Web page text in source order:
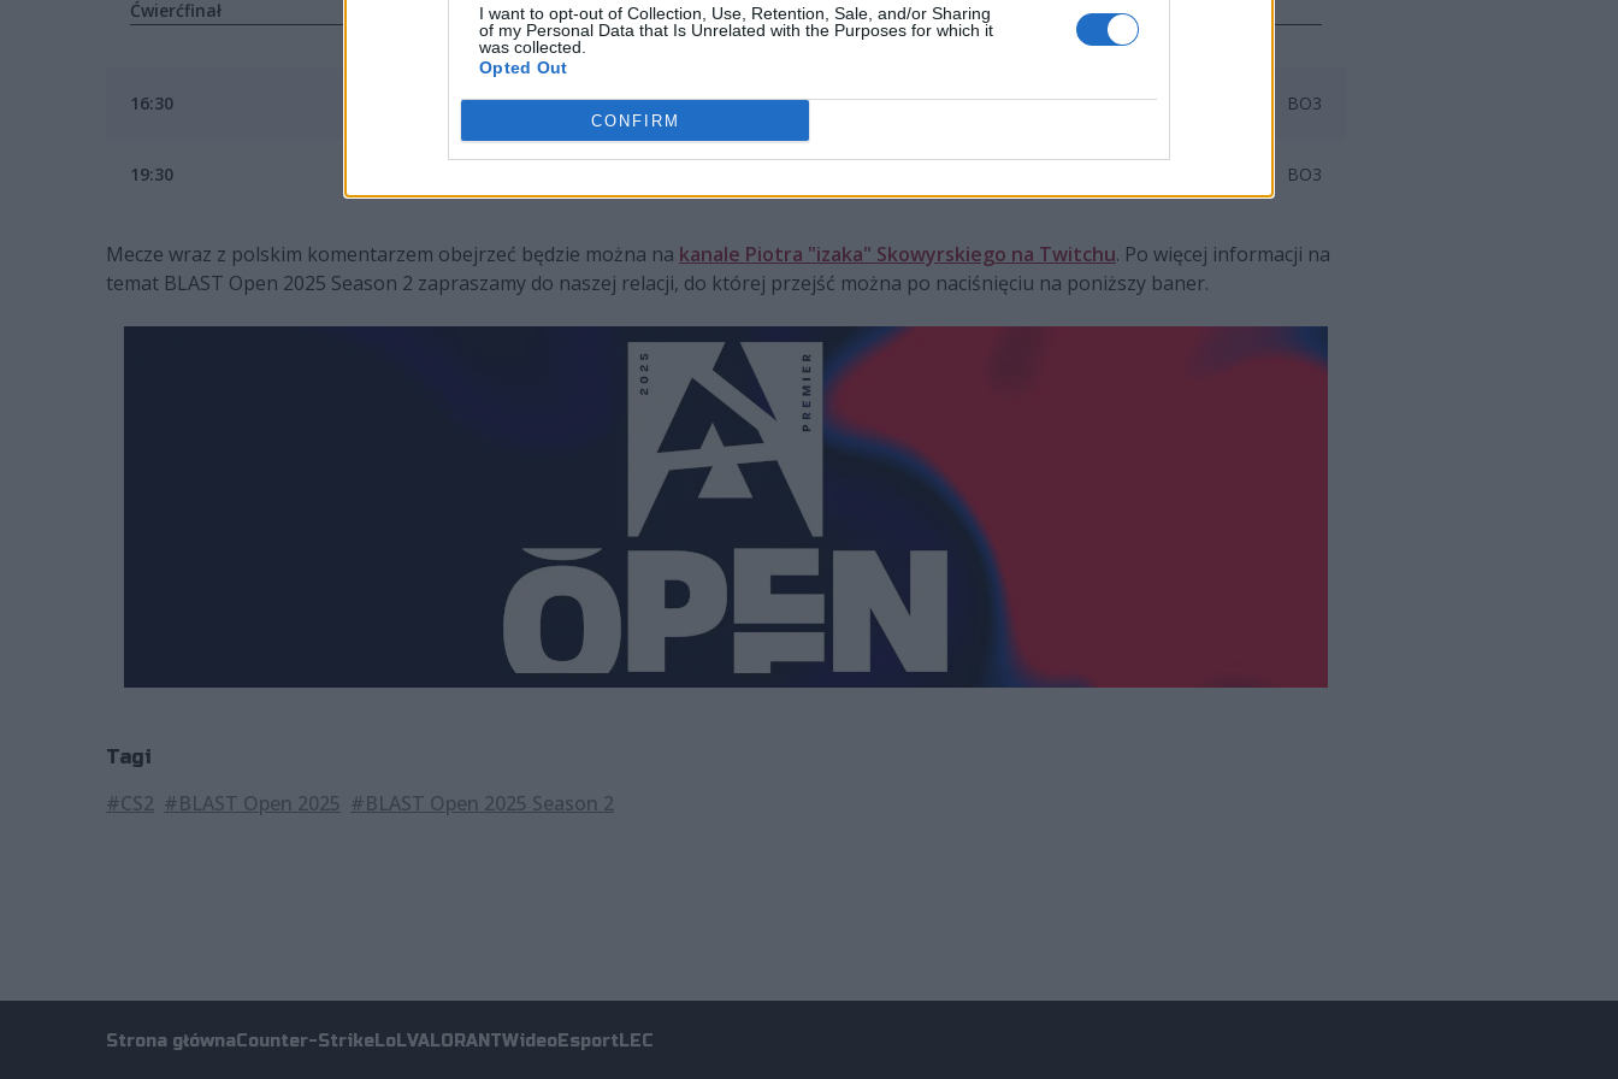
I want to opt-out of Collection, Use, Retention, Sale, and/or Sharing
of my Personal Data that Is Unrelated with the Purposes for which it
was collected.
Opted Out
CONFIRM
Ćwierćfinał
16:30 MOUZ vs M80 BO3
19:30 BO3
Mecze wraz z polskim komentarzem obejrzeć będzie można na kanale Piotra "izaka" Skowyrskiego na Twitchu. Po więcej informacji na
temat BLAST Open 2025 Season 2 zapraszamy do naszej relacji, do której przejść można po naciśnięciu na poniższy baner.
Tagi
#CS2 #BLAST Open 2025 #BLAST Open 2025 Season 2
Strona głównaCounter-StrikeLoLVALORANTWideoEsportLEC